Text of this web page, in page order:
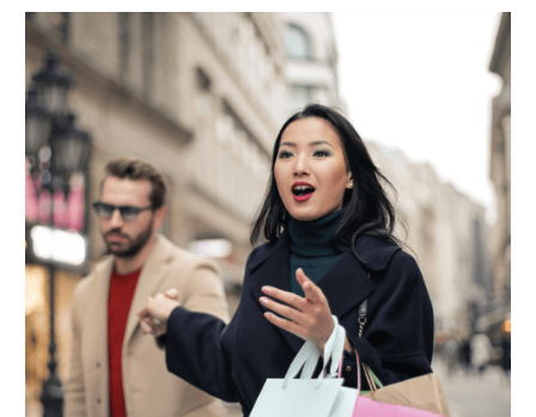
EVOLUCIÓN
DEL
BRANDING
EN
EL
CONTEXTO
ACTUAL
Y
SU
APLICACIÓN
PARA
EL
PDV